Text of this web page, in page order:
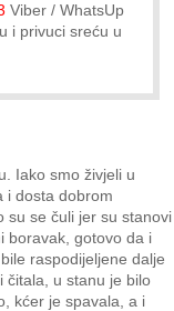
Viber / WhatsUp
i privuci sreću u
Iako smo živjeli u
i dosta dobrom
su se čuli jer su stanovi
boravak, gotovo da i
raspodijeljene dalje
čitala, u stanu je bilo
kćer je spavala, a i